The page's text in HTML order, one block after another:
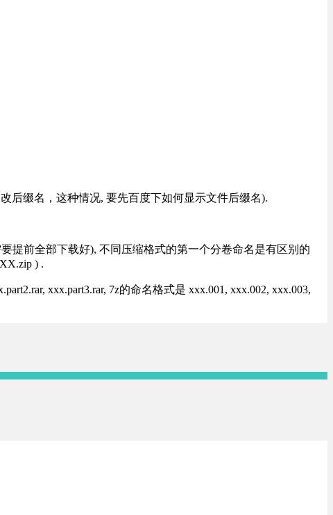
后缀名，这种情况, 要先百度下如何显示文件后缀名).
提前全部下载好), 不同压缩格式的第一个分卷命名是有区别的
) .
xxx.part3.rar, 7z的命名格式是 xxx.001, xxx.002, xxx.003,